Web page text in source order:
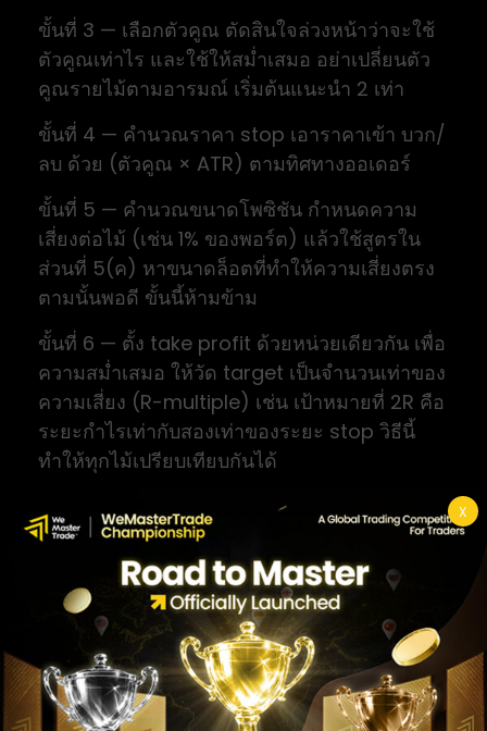
X
ขั้นที่ 3 — เลือกตัวคูณ ตัดสินใจล่วงหน้าว่าจะใช้
ตัวคูณเท่าไร และใช้ให้สม่ำเสมอ อย่าเปลี่ยนตัว
คูณรายไม้ตามอารมณ์ เริ่มต้นแนะนำ 2 เท่า
ขั้นที่ 4 — คำนวณราคา stop เอาราคาเข้า บวก/
ลบ ด้วย (ตัวคูณ × ATR) ตามทิศทางออเดอร์
ขั้นที่ 5 — คำนวณขนาดโพซิชัน กำหนดความ
เสี่ยงต่อไม้ (เช่น 1% ของพอร์ต) แล้วใช้สูตรใน
ส่วนที่ 5(ค) หาขนาดล็อตที่ทำให้ความเสี่ยงตรง
ตามนั้นพอดี ขั้นนี้ห้ามข้าม
ขั้นที่ 6 — ตั้ง take profit ด้วยหน่วยเดียวกัน เพื่อ
ความสม่ำเสมอ ให้วัด target เป็นจำนวนเท่าของ
ความเสี่ยง (R-multiple) เช่น เป้าหมายที่ 2R คือ
ระยะกำไรเท่ากับสองเท่าของระยะ stop วิธีนี้
ทำให้ทุกไม้เปรียบเทียบกันได้
ขั้นที่ 7 — บันทึกไว้ จด ATR, ตัวคูณ, ระยะ stop
และขนาดล็อตของแต่ละไม้ เพื่อย้อนกลับมาดู
ภายหลังว่าตัวคูณที่ใช้เหมาะกับตลาดที่คุณเทรด
หรือไม่
ตัวอย่างจริง